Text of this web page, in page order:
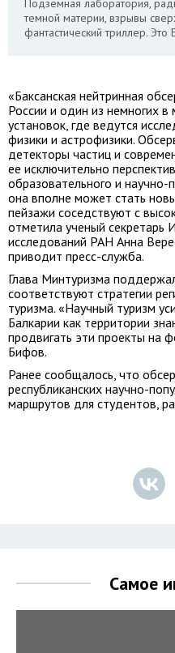
Подземная лаборатория,
темной материи, взрывы
фантастический триллер. Это
«Баксанская нейтринная
России и один из немногих
установок, где ведутся
физики и астрофизики.
детекторы частиц и
ее исключительно
образовательного и
она вполне может стать
пейзажи соседствуют с
отметила ученый секретарь
исследований РАН Анна
приводит пресс-служба.
Глава Минтуризма
соответствуют стратегии
туризма. «Научный туризм
Балкарии как территории
продвигать эти проекты на
Бифов.
Ранее сообщалось, что
республиканских научно-
маршрутов для студентов,
Самое